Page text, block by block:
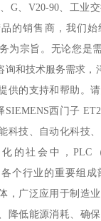
、G、V20-90、工业
的销售商，我们
为宗旨。无论您是
询和技术服务需求，
供的支持和帮助。
西门子
科技、自动化科技
的社会中，PLC（
个行业的重要组
，广泛应用于制造
降低能源消耗、确